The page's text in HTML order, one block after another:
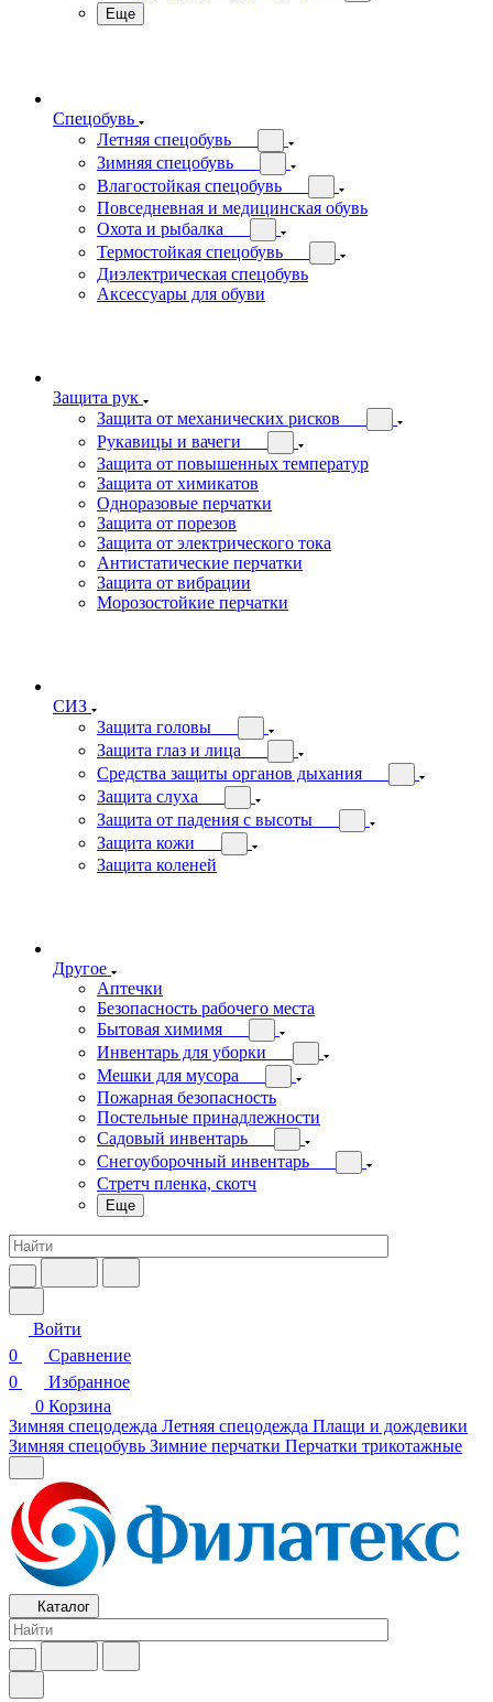
Еще
Спецобувь
Летняя спецобувь
Зимняя спецобувь
Влагостойкая спецобувь
Повседневная и медицинская обувь
Охота и рыбалка
Термостойкая спецобувь
Диэлектрическая спецобувь
Аксессуары для обуви
Защита рук
Защита от механических рисков
Рукавицы и вачеги
Защита от повышенных температур
Защита от химикатов
Одноразовые перчатки
Защита от порезов
Защита от электрического тока
Антистатические перчатки
Защита от вибрации
Морозостойкие перчатки
СИЗ
Защита головы
Защита глаз и лица
Средства защиты органов дыхания
Защита слуха
Защита от падения с высоты
Защита кожи
Защита коленей
Другое
Аптечки
Безопасность рабочего места
Бытовая химимя
Инвентарь для уборки
Мешки для мусора
Пожарная безопасность
Постельные принадлежности
Садовый инвентарь
Снегоуборочный инвентарь
Стретч пленка, скотч
Еще
Войти
0
Сравнение
0
Избранное
0 Корзина
Зимняя спецодежда Летняя спецодежда Плащи и дождевики
Зимняя спецобувь Зимние перчатки Перчатки трикотажные
Каталог